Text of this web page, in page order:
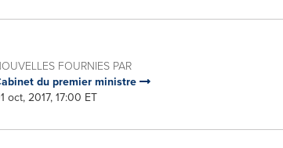
FOURNIES PAR
du premier ministre
oct, 2017, 17:00 ET